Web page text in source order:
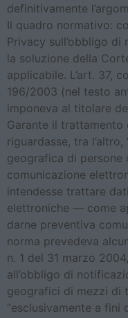
definitivamente
Il quadro normativo:
Privacy sull’obbligo di
la soluzione della
applicabile. L’art. 37,
196/2003 (nel testo
imponeva al titolare
Garante il
riguardasse, tra
geografica di
comunicazione
intendesse trattare
elettroniche — come
darne preventiva
norma prevedeva
n. 1 del 31 marzo
all’obbligo di
geografici di mezzi di
“esclusivamente a fini